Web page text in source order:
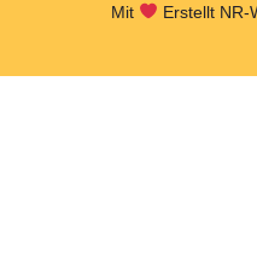
Mit Erstellt NR-